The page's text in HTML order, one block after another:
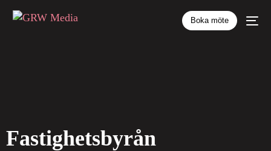
Boka möte
Fastighetsbyrån